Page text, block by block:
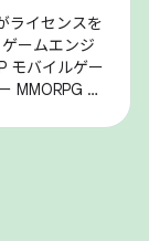
イセンスを
ームエンジ
モバイルゲー
MMORPG を
ームプレイ